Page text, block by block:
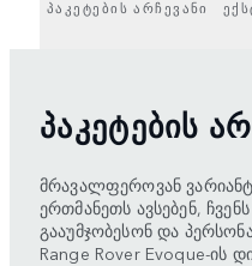
ᲞᲐᲙᲔᲢᲔᲑᲘᲡ ᲐᲠᲩᲔᲕᲐᲜᲘ
ᲞᲐᲙᲔᲢᲔᲑᲘᲡ
მრავალფეროვან
ერთმანეთს ავსებენ,
გააუმჯობესონ და
Range Rover Evoque-ის